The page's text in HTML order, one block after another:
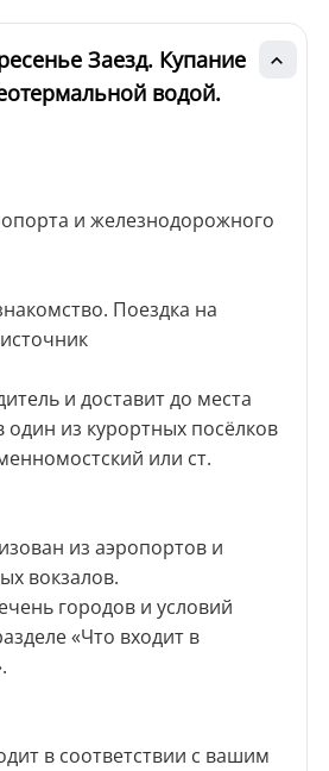
Заезд. Купание
водой.
и железнодорожного
Поездка на
и доставит до места
из курортных посёлков
или ст.
из аэропортов и
вокзалов.
городов и условий
«Что входит в
в соответствии с вашим